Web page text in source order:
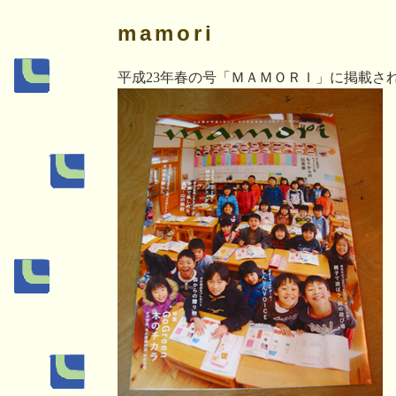
mamori
平成23年春の号「ＭＡＭＯＲＩ」に掲載さ